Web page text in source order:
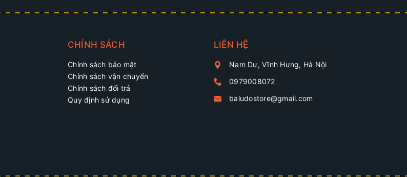
CHÍNH SÁCH
Chính sách bảo mật
Chính sách vận chuyển
Chính sách đổi trả
Quy định sử dụng
LIÊN HỆ
Nam Dư, Vĩnh Hưng, Hà Nội
0979008072
baludostore@gmail.com